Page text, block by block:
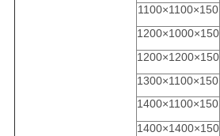
1100×1100×150
1200×1000×150
1200×1200×150
1300×1100×150
1400×1100×150
1400×1400×150